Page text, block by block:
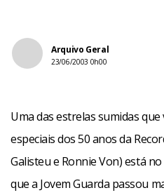
Arquivo Geral
23/06/2003 0h00
Uma das estrelas sumidas
especiais dos 50 anos da
Galisteu e Ronnie Von) está
que a Jovem Guarda passou